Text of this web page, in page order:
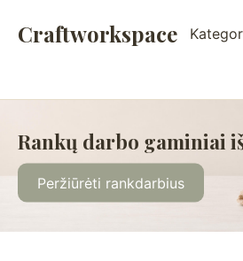
Craftworkspace
Rankų darbo gaminiai
Peržiūrėti rankdarbius